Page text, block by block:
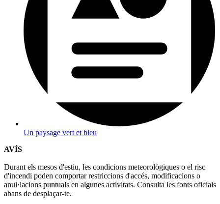
Un paysage vert et bleu
AVÍS
Durant els mesos d'estiu, les condicions meteorològiques o el risc
d'incendi poden comportar restriccions d'accés, modificacions o
anul·lacions puntuals en algunes activitats. Consulta les fonts oficials
abans de desplaçar-te.